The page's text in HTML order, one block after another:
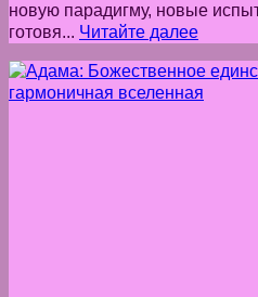
новую парадигму, новые
готовя... Читайте далее